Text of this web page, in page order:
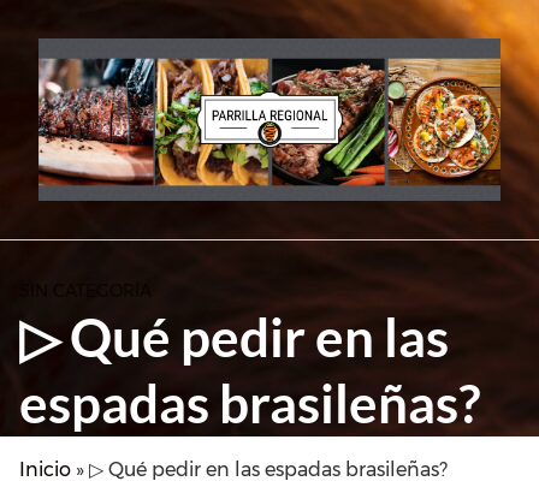
content
▷ Qué pedir en las
espadas brasileñas?
Inicio » ▷ Qué pedir en las espadas brasileñas?